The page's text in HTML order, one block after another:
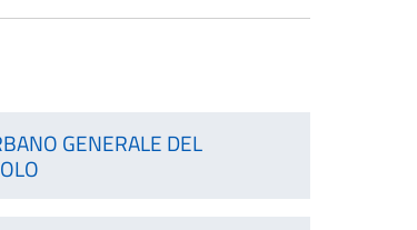
GENERALE DEL